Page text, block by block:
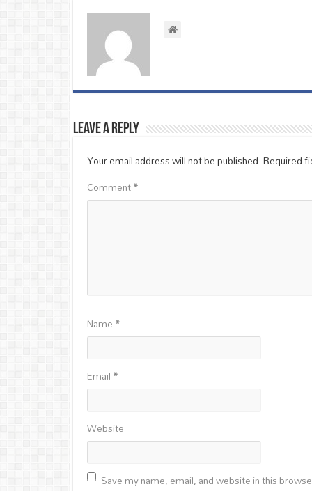
Leave a Reply
Your email address will not be published.Required
Comment*
Name*
Email*
Website
Save my name, email, and website in this